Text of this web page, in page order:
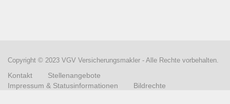
Copyright © 2023 VGV Versicherungsmakler - Alle Rechte vorbehalten.
Kontakt
Stellenangebote
Impressum & Statusinformationen
Bildrechte